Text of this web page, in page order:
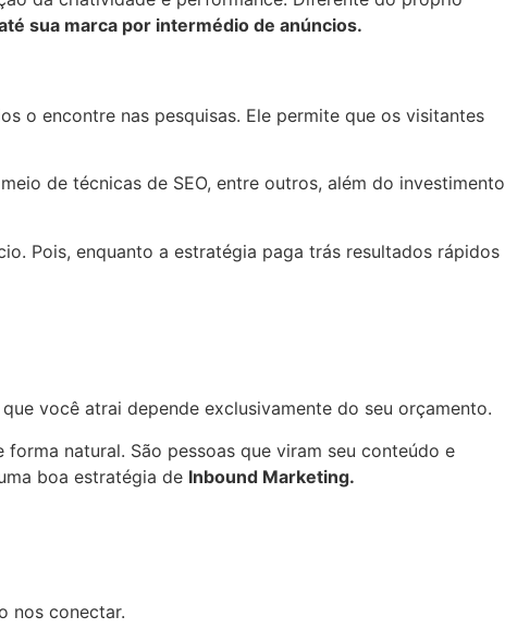
sua marca por intermédio de anúncios.
o encontre nas pesquisas. Ele permite que os visitantes
de técnicas de SEO, entre outros, além do investimento
Pois, enquanto a estratégia paga trás resultados rápidos
você atrai depende exclusivamente do seu orçamento.
natural. São pessoas que viram seu conteúdo e
boa estratégia de Inbound Marketing.
nos conectar.